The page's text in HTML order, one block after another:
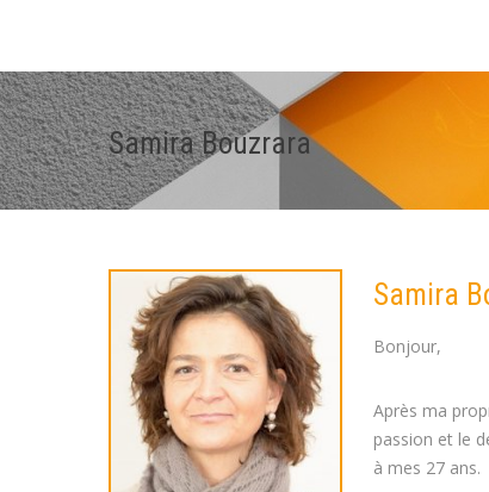
Samira Bouzrara
Samira
Bonjour,
Après ma
passion et le
à mes 27 ans.